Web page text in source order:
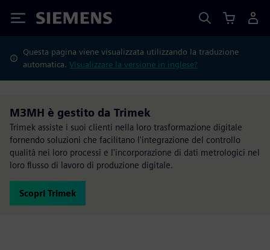
Siemens
Questa pagina viene visualizzata utilizzando la traduzione
automatica.Visualizzare la versione in inglese?
M3MH è gestito da Trimek
Trimek assiste i suoi clienti nella loro trasformazione digitale
fornendo soluzioni che facilitano l'integrazione del controllo
qualità nei loro processi e l'incorporazione di dati metrologici nel
loro flusso di lavoro di produzione digitale.
Scopri Trimek